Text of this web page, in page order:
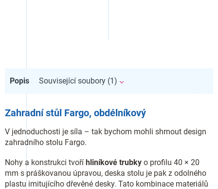
Popis Související soubory (1)
Zahradní stůl Fargo, obdélníkový
V jednoduchosti je síla – tak bychom mohli shrnout design
zahradního stolu Fargo.
Nohy a konstrukci tvoří hliníkové trubky o profilu 40 × 20
mm s práškovanou úpravou, deska stolu je pak z odolného
plastu imitujícího dřevěné desky. Tato kombinace materiálů